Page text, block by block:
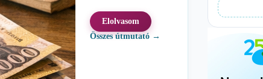
Elolvasom
Összes útmutató →